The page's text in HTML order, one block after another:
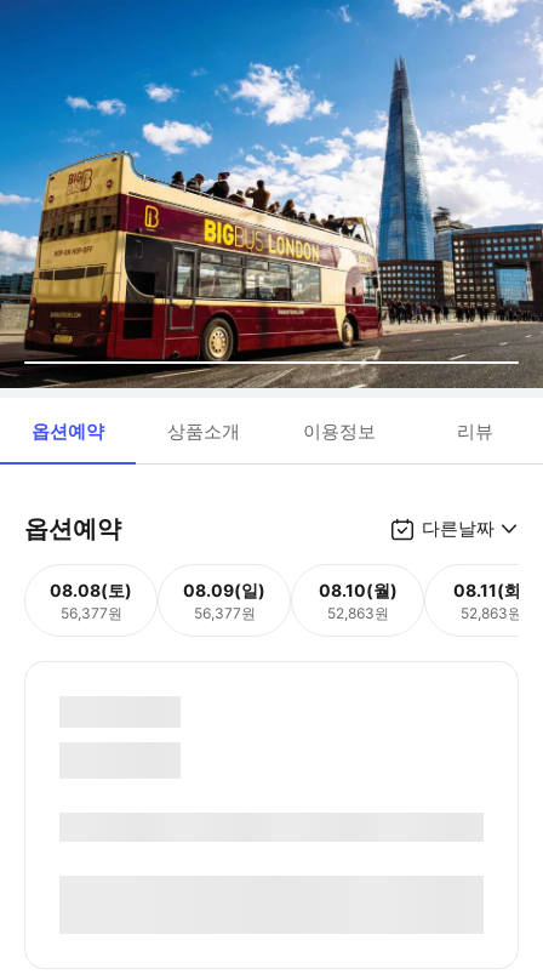
옵션예약 상품소개 이용정보 리뷰
옵션예약 다른날짜
08.08(토)
56,377원
08.09(일)
56,377원
08.10(월)
52,863원
08.11(화)
52,863원